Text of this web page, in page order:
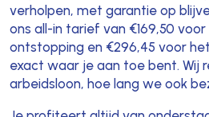
verholpen, met garantie op
ons all-in tarief van €169,50
ontstopping en €296,45 voor
exact waar je aan toe bent. Wij
arbeidsloon, hoe lang we ook